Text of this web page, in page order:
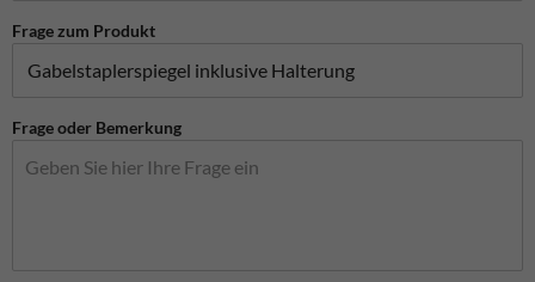
Frage zum Produkt
Frage oder Bemerkung